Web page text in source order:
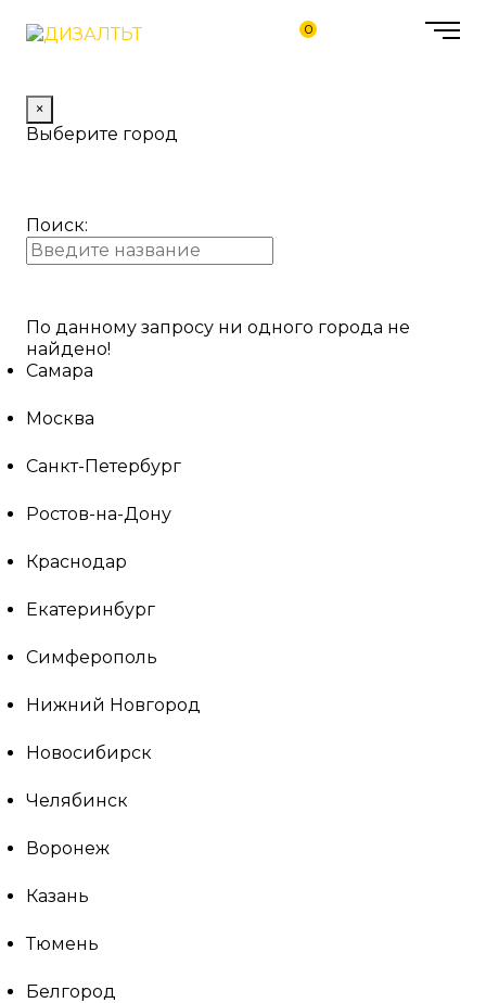
0
×
Выберите город
Поиск:
По данному запросу ни одного города не
найдено!
Самара
Москва
Санкт-Петербург
Ростов-на-Дону
Краснодар
Екатеринбург
Симферополь
Нижний Новгород
Новосибирск
Челябинск
Воронеж
Казань
Тюмень
Белгород